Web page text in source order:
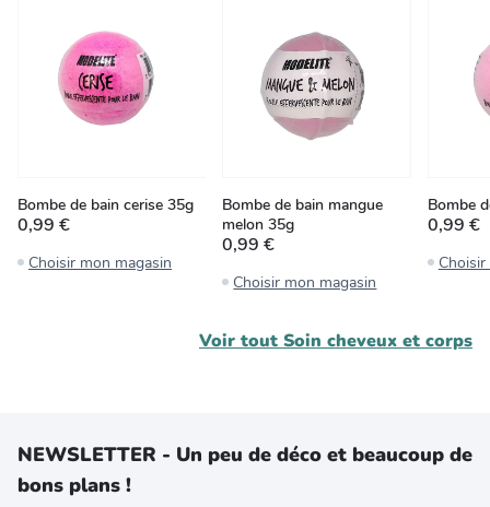
Bombe de bain cerise 35g
0,99 €
Choisir mon magasin
Bombe de bain mangue
melon 35g
0,99 €
Choisir mon magasin
Bombe
0,99 €
Voir tout Soin cheveux et corps
NEWSLETTER - Un peu de déco et beaucoup de
bons plans !